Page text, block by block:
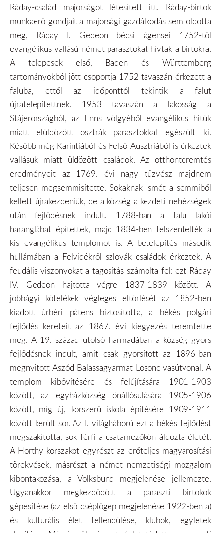
Ráday-család majorságot létesített itt. Ráday-birtok
munkaerő gondjait a majorsági gazdálkodás sem oldotta
meg, Ráday I. Gedeon bécsi ágensei 1752-től
evangélikus vallású német parasztokat hívtak a birtokra.
A telepesek első, Baden és Württemberg
tartományokból jött csoportja 1752 tavaszán érkezett a
faluba, ettől az időponttól tekintik a falut
újratelepítettnek. 1953 tavaszán a lakosság a
Stájerországból, az Enns völgyéből evangélikus hitük
miatt elüldözött osztrák parasztokkal egészült ki.
Később még Karintiából és Felső-Ausztriából is érkeztek
vallásuk miatt üldözött családok. Az otthonteremtés
eredményeit az 1769. évi nagy tűzvész majdnem
teljesen megsemmisítette. Sokaknak ismét a semmiből
kellett újrakezdeniük, de a község a kezdeti nehézségek
után fejlődésnek indult. 1788-ban a falu lakói
haranglábat építettek, majd 1834-ben felszentelték a
kis evangélikus templomot is. A betelepítés második
hullámában a Felvidékről szlovák családok érkeztek. A
feudális viszonyokat a tagosítás számolta fel: ezt Ráday
IV. Gedeon hajtotta végre 1837-1839 között. A
jobbágyi kötelékek végleges eltörlését az 1852-ben
kiadott úrbéri pátens biztosította, a békés polgári
fejlődés kereteit az 1867. évi kiegyezés teremtette
meg. A 19. század utolsó harmadában a község gyors
fejlődésnek indult, amit csak gyorsított az 1896-ban
megnyitott Aszód-Balassagyarmat-Losonc vasútvonal. A
templom kibővítésére és felújítására 1901-1903
között, az egyházközség önállósulására 1905-1906
között, míg új, korszerű iskola építésére 1909-1911
között került sor. Az I. világháború ezt a békés fejlődést
megszakította, sok férfi a csatamezőkön áldozta életét.
A Horthy-korszakot egyrészt az erőteljes magyarosítási
törekvések, másrészt a német nemzetiségi mozgalom
kibontakozása, a Volksbund megjelenése jellemezte.
Ugyanakkor megkezdődött a paraszti birtokok
gépesítése (az első cséplőgép megjelenése 1922-ben a)
és kulturális élet fellendülése, klubok, egyletek